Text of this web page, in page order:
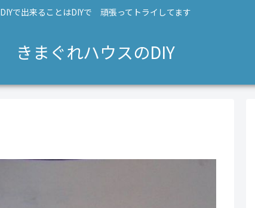
DIYで出来ることはDIYで 頑張ってトライしてます
きまぐれハウスのDIY